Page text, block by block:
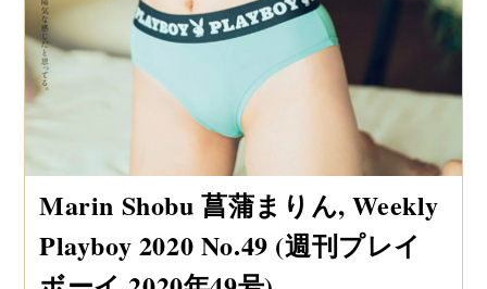
Marin Shobu 菖蒲まりん, Weekly
Playboy 2020 No.49 (週刊プレイ